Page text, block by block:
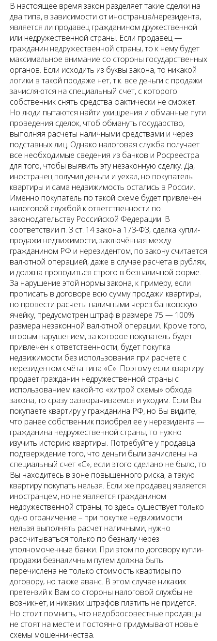
В настоящее время закон разделяет такие сделки на
два типа, в зависимости от иностранца/нерезидента,
является ли продавец гражданином дружественной
или недружественной страны. Если продавец —
гражданин недружественной страны, то к нему будет
максимальное внимание со стороны государственных
органов. Если исходить из буквы закона, то никакой
логики в такой продаже нет, т.к. все деньги с продажи
зачисляются на специальный счет, с которого
собственник снять средства фактически не сможет.
Но люди пытаются найти ухищрения и обманные пути
проведения сделок, чтоб обмануть государство,
выполняя расчеты наличными средствами и через
подставных лиц. Однако налоговая служба получает
все необходимые сведения из банков и Росреестра
для того, чтобы выявить эту незаконную сделку. Да,
иностранец получил деньги и уехал, но покупатель
квартиры и сама недвижимость остались в России.
Именно покупатель по такой схеме будет привлечен
налоговой службой к ответственности по
законодательству Российской Федерации. В
соответствии п. 3 ст. 14 закона 173-ФЗ, сделка купли-
продажи недвижимости, заключённая между
гражданином РФ и нерезидентом, по закону считается
валютной операцией, даже в случае расчета в рублях,
и должна проводиться строго в безналичной форме.
За нарушение этой нормы закона, к примеру, если
прописать в договоре всю сумму продажи квартиры,
но провести расчеты наличными через банковскую
ячейку, предусмотрен штраф в размере 75 — 100%
размера незаконной валютной операции. Кроме того,
вторым нарушением, за которое покупатель будет
привлечен к ответственности, будет покупка
недвижимости без использования при расчете с
нерезидентом счёта типа «С». Поэтому если квартиру
продает гражданин недружественной страны с
использованием какой-то «хитрой схемы» обхода
закона, то сразу разворачиваемся и уходим. Если Вы
покупаете квартиру у гражданина РФ, но Вы видите,
что ранее собственник приобрел ее у нерезидента —
гражданина недружественной страны, то нужно
изучить историю квартиры. Потребуйте у продавца
подтверждение того, что деньги были зачислены на
специальный счет «С», если этого сделано не было, то
Вы находитесь в зоне повышенного риска, а такую
квартиру покупать нельзя. Если же продавец является
иностранцем, но не является гражданином
недружественной страны, то здесь существует только
одно ограничение – при покупке недвижимости
нельзя выполнять расчет наличными, нужно
рассчитываться только по безналу через
уполномоченные банки. При этом по договору купли-
продажи безналичным путем должна быть
перечислена не только стоимость квартиры по
договору, но также аванс. В этом случае никаких
претензий к Вам со стороны налоговой службы не
возникнет, и никаких штрафов платить не придется.
Но стоит помнить, что недобросовестные продавцы
не стоят на месте и постоянно придумывают новые
схемы мошенничества.